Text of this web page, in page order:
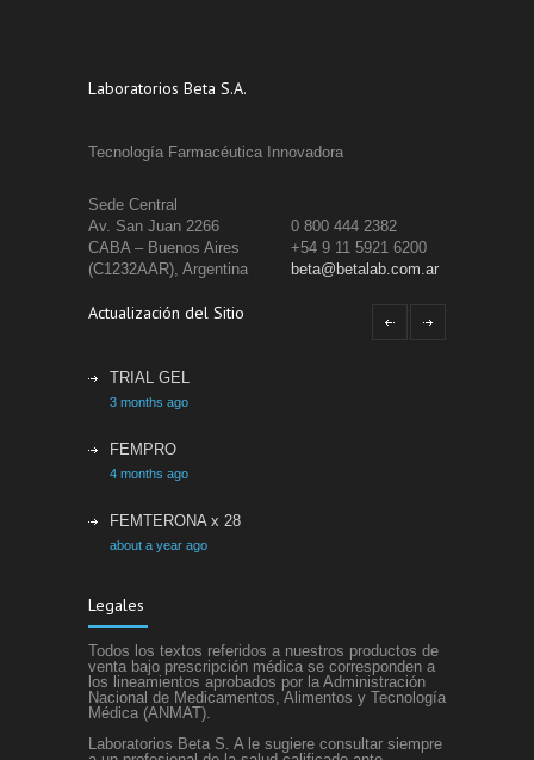
Laboratorios Beta S.A.
Tecnología Farmacéutica Innovadora
Sede Central
Av. San Juan 2266
0 800 444 2382
CABA – Buenos Aires
+54 9 11 5921 6200
(C1232AAR), Argentina
beta@betalab.com.ar
Actualización del Sitio
TRIAL GEL
3 months ago
FEMPRO
4 months ago
FEMTERONA x 28
about a year ago
about a year ago
SIFEL
about a year ago
Legales
Todos los textos referidos a nuestros productos de
venta bajo prescripción médica se corresponden a
los lineamientos aprobados por la Administración
Nacional de Medicamentos, Alimentos y Tecnología
Médica (ANMAT).
Laboratorios Beta S. A le sugiere consultar siempre